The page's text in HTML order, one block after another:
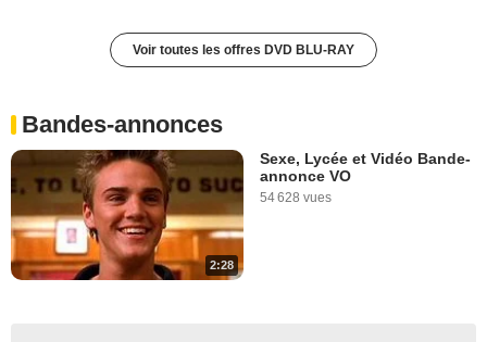
Voir toutes les offres DVD BLU-RAY
Bandes-annonces
2:28
Sexe, Lycée et Vidéo Bande-
annonce VO
54 628 vues